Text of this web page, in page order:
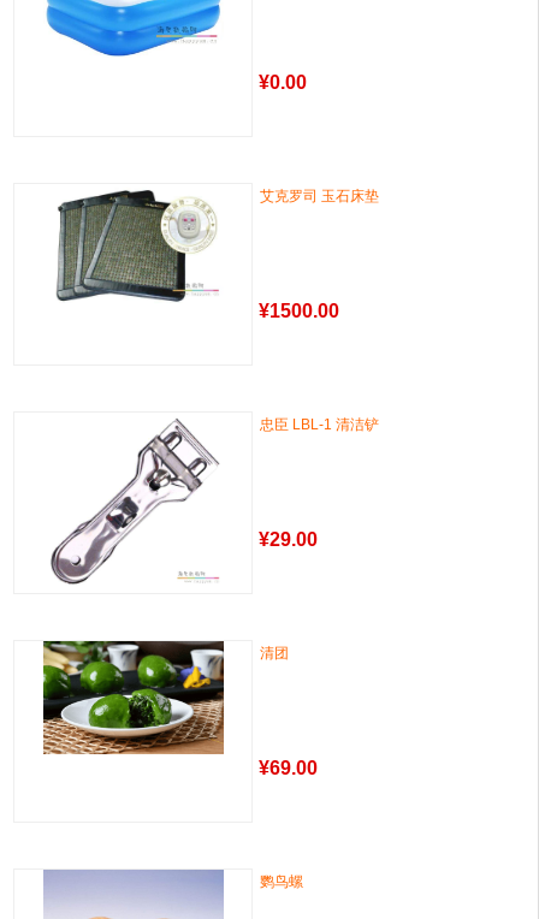
¥0.00
艾克罗司 玉石床垫
¥1500.00
忠臣 LBL-1 清洁铲
¥29.00
清团
¥69.00
鹦鸟螺